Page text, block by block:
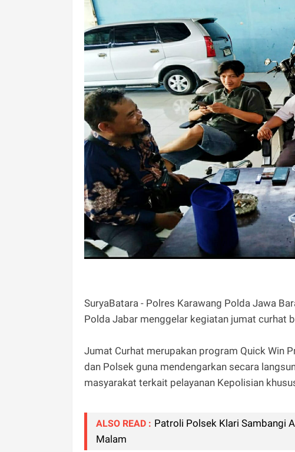
SuryaBatara - Polres Karawang Polda Jawa
Polda Jabar menggelar kegiatan jumat curhat
Jumat Curhat merupakan program Quick Win
dan Polsek guna mendengarkan secara
masyarakat terkait pelayanan Kepolisian
ALSO READ : Patroli Polsek Klari Sambangi
Malam